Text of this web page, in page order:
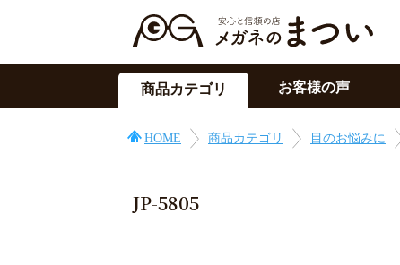
商品カテゴリ お客様の声
HOME 商品カテゴリ 目のお悩みに
JP-5805